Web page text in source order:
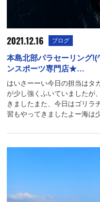
2021.12.16 ブログ
本島北部パラセーリング
ンスポーツ専門店★…
はいさーーい今日の担当はタ
が少し強くふいていましたが
きましたまた、今日はゴリラ
習もやってきましたよー海は